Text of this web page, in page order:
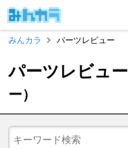
みんカラ
パーツレビュー
パーツレビュー
ー）